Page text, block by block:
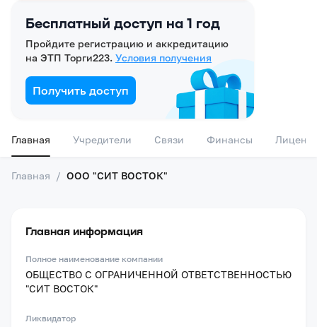
Бесплатный доступ на 1 год
Пройдите регистрацию и аккредитацию
на ЭТП Торги223. Условия получения
Получить доступ
Главная Учредители Связи Финансы
Главная / ООО "СИТ ВОСТОК"
Главная информация
Полное наименование компании
ОБЩЕСТВО С ОГРАНИЧЕННОЙ ОТВЕТСТВЕННОСТЬЮ
"СИТ ВОСТОК"
Ликвидатор